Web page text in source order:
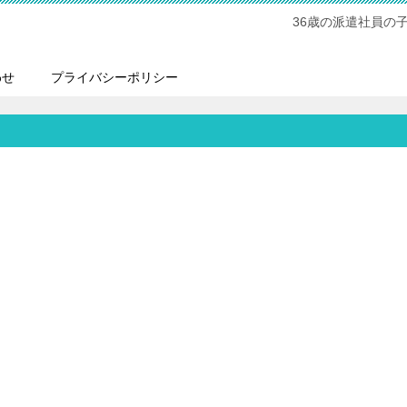
36歳の派遣社員の
プライバシーポリシー